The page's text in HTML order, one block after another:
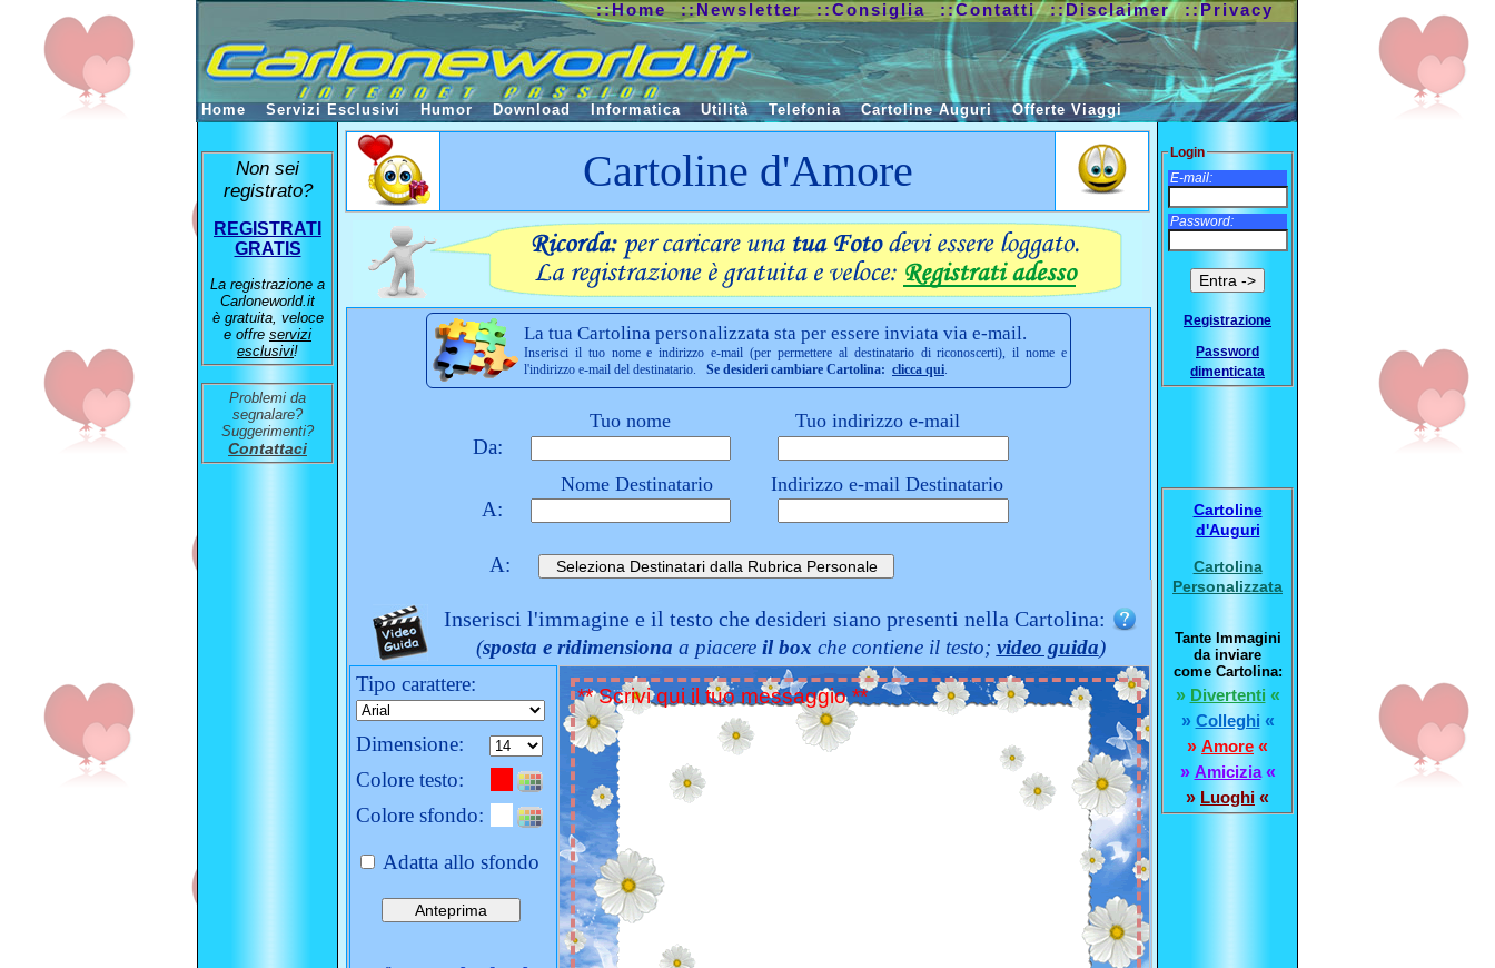
Cartoline d'Amore
La tua Cartolina personalizzata sta per essere inviata via e-mail.
Inserisci il tuo nome e indirizzo e-mail (per permettere al destinatario di riconoscerti), il nome e
l'indirizzo e-mail del destinatario. Se desideri cambiare Cartolina: clicca qui.
Tuo nome Tuo indirizzo e-mail
Da:
Nome Destinatario Indirizzo e-mail Destinatario
A:
A:
Inserisci l'immagine e il testo che desideri siano presenti nella Cartolina:
(sposta e ridimensiona a piacere il box che contiene il testo; video guida)
Tipo carattere:
Dimensione:
Colore testo:
Colore sfondo:
Adatta allo sfondo
Non sei
registrato?
REGISTRATI
GRATIS
La registrazione a
Carloneworld.it
è gratuita, veloce
e offre servizi
esclusivi!
Problemi da
segnalare?
Suggerimenti?
Contattaci
Login
E-mail:
Password:
Registrazione
Password
dimenticata
Cartoline
d'Auguri
Cartolina
Personalizzata
Tante Immagini
da inviare
come Cartolina:
» Divertenti «
» Colleghi «
» Amore «
» Amicizia«
» Luoghi «
::Home ::Newsletter ::Consiglia ::Contatti ::Disclaimer ::Privacy
Home Servizi Esclusivi Humor Download Informatica Utilità Telefonia Cartoline Auguri Offerte Viaggi